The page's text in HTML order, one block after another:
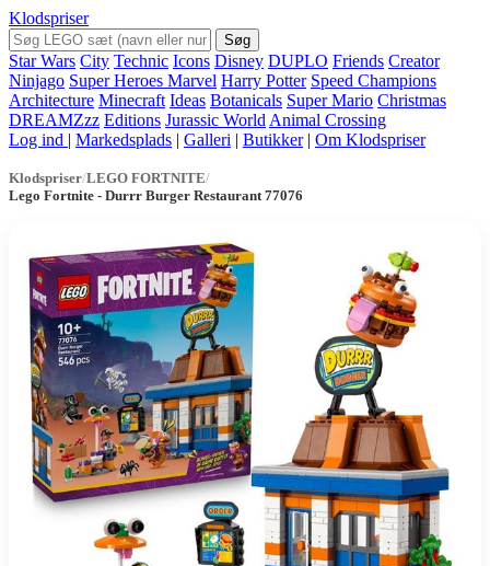
Klodspriser
Søg
Star Wars City Technic Icons Disney DUPLO Friends Creator
Ninjago Super Heroes Marvel Harry Potter Speed Champions
Architecture Minecraft Ideas Botanicals Super Mario Christmas
DREAMZzz Editions Jurassic World Animal Crossing
Log ind | Markedsplads | Galleri | Butikker | Om Klodspriser
Klodspriser/LEGO FORTNITE/
Lego Fortnite - Durrr Burger Restaurant 77076